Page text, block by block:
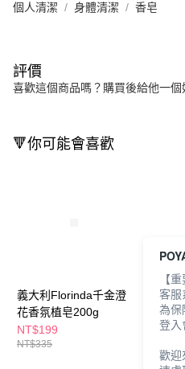
個人清潔 身體清潔 香皂
評價
喜歡這個商品嗎？購買後給他一個
🔻你可能會喜歡
義大利Florinda千金澄
花香氛植皂200g
NT$199
NT$335
義大
莓香氛
NT$199
【
客服
為保
登入
歡迎